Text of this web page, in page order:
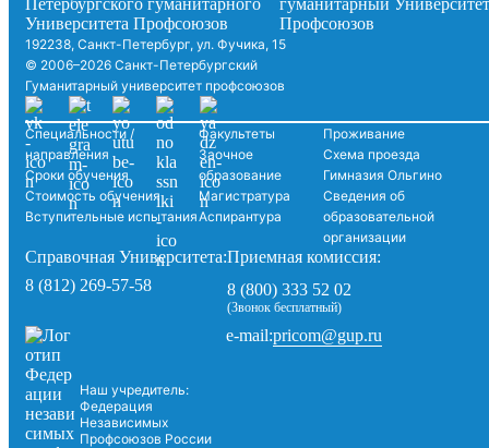
192238, Санкт-Петербург, ул. Фучика, 15
© 2006–2026 Санкт-Петербургский
Гуманитарный университет профсоюзов
Специальности /
направления
Сроки обучения
Стоимость обучения
Вступительные испытания
Факультеты
Заочное
образование
Магистратура
Аспирантура
Проживание
Схема проезда
Гимназия Ольгино
Сведения об
образовательной
организации
Справочная Университета:
8 (812) 269-57-58
Приемная комиссия:
8 (800) 333 52 02
(Звонок бесплатный)
Наш учредитель:
Федерация
Независимых
Профсоюзов России
e-mail:pricom@gup.ru